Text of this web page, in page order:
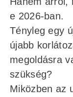
e 2026-ban.
Tényleg egy
újabb
megoldásra
szükség?
Miközben az